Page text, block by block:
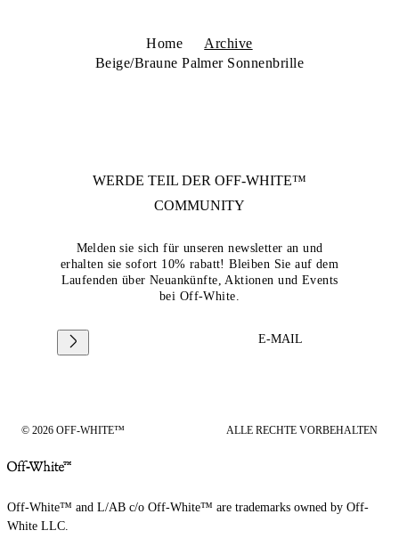
Home
Archive
Beige/Braune Palmer Sonnenbrille
WERDE TEIL DER OFF-WHITE™
COMMUNITY
Melden sie sich für unseren newsletter an und
erhalten sie sofort 10% rabatt! Bleiben Sie auf dem
Laufenden über Neuankünfte, Aktionen und Events
bei Off-White.
E-MAIL
© 2026 OFF-WHITE™ ALLE RECHTE VORBEHALTEN
Off-White™ and L/AB c/o Off-White™ are trademarks owned by Off-
White LLC.